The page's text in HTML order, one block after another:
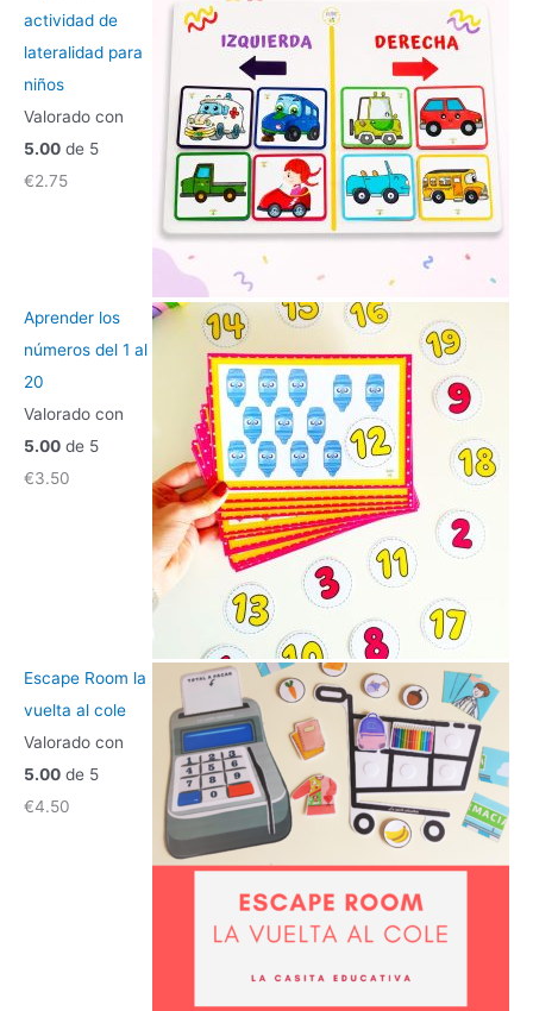
actividad de
lateralidad para
niños
Valorado con
5.00 de 5
€2.75
Aprender los
números del 1 al
20
Valorado con
5.00 de 5
€3.50
Escape Room la
vuelta al cole
Valorado con
5.00 de 5
€4.50